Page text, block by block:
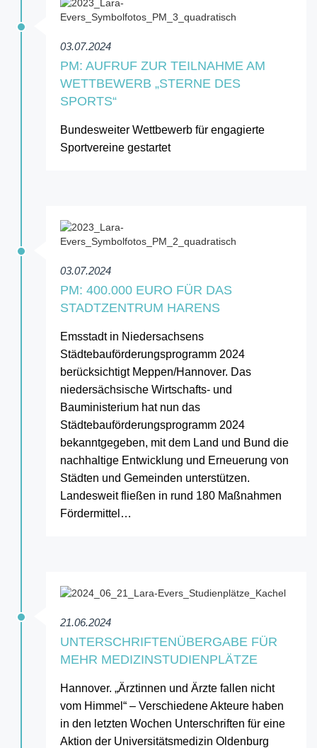
03.07.2024
PM: AUFRUF ZUR TEILNAHME AM
WETTBEWERB „STERNE DES
SPORTS“
Bundesweiter Wettbewerb für engagierte
Sportvereine gestartet
03.07.2024
PM: 400.000 EURO FÜR DAS
STADTZENTRUM HARENS
Emsstadt in Niedersachsens
Städtebauförderungsprogramm 2024
berücksichtigt Meppen/Hannover. Das
niedersächsische Wirtschafts- und
Bauministerium hat nun das
Städtebauförderungsprogramm 2024
bekanntgegeben, mit dem Land und Bund die
nachhaltige Entwicklung und Erneuerung von
Städten und Gemeinden unterstützen.
Landesweit fließen in rund 180 Maßnahmen
Fördermittel…
21.06.2024
UNTERSCHRIFTENÜBERGABE FÜR
MEHR MEDIZINSTUDIENPLÄTZE
Hannover. „Ärztinnen und Ärzte fallen nicht
vom Himmel“ – Verschiedene Akteure haben
in den letzten Wochen Unterschriften für eine
Aktion der Universitätsmedizin Oldenburg